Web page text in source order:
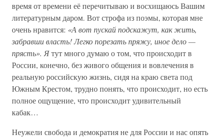
время от времени её перечитываю и восхищаюсь Вашим
литературным даром. Вот строфа из поэмы, которая мне
очень нравится: «А вот пускай подскажут, как жить,
забравши власть! Легко порезать пряжу, иное дело —
прясть». Ятут много думаю о том, что происходит в
России, конечно, без живого общения и вовлечения в
реальную российскую жизнь, сидя на краю света под
Южным Крестом, трудно понять, что происходит, но есть
полное ощущение, что происходит удивительный
кабак…
Неужели свобода и демократия не для России и нас опять